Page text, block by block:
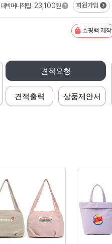
대박머니적립 23,100원 회원가입
쇼핑백 제작
견적요청
견적출력 상품제안서